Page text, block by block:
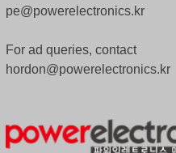
pe@powerelectronics.kr
For ad queries, contact
hordon@powerelectronics.kr